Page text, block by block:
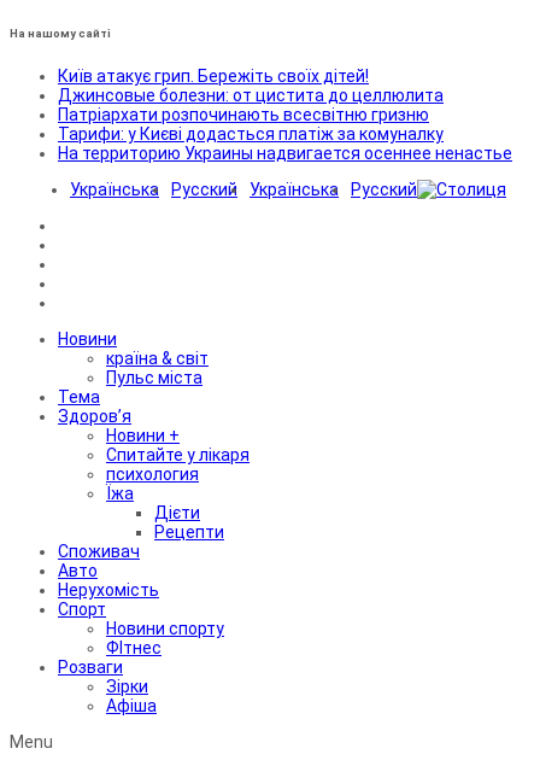
На нашому сайті
Київ атакує грип. Бережіть своїх дітей!
Джинсовые болезни: от цистита до целлюлита
Патріархати розпочинають всесвітню гризню
Тарифи: у Києві додасться платіж за комуналку
На территорию Украины надвигается осеннее ненастье
Українська
Русский Українська Русский
Новини
країна & світ
Пульс міста
Тема
Здоров’я
Новини +
Спитайте у лікаря
психология
Їжа
Дієти
Рецепти
Споживач
Авто
Нерухомість
Спорт
Новини спорту
ФІтнес
Розваги
Зірки
Афіша
Menu